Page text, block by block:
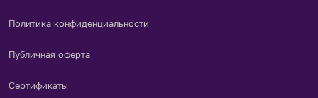
Политика конфиденциальности
Публичная оферта
Сертификаты